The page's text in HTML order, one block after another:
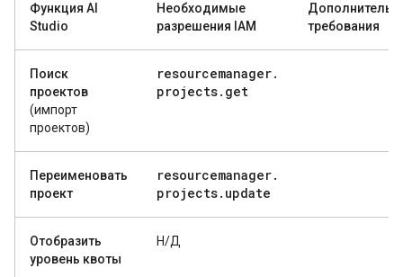
Функция AI
Studio
Необходимые
разрешения IAM
требования
Поиск
проектов
(импорт
проектов)
resourcemanager.
projects. get
Переименовать
проект
resourcemanager.
projects. update
Отобразить
уровень квоты
Н/Д